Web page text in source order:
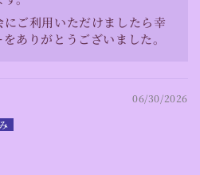
ご利用いただけましたら幸
ありがとうございました。
06/30/2026